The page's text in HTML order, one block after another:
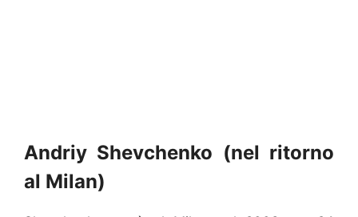
Andriy Shevchenko (nel ritorno
al Milan)